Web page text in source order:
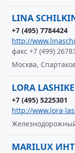
LINA
+7 (495) 7784424
http://
факс +7 (499)
Москва,
LORA
+7 (495) 5225301
http://www.lora-
MARILUX